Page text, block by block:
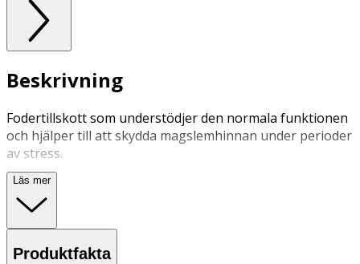
Beskrivning
Fodertillskott som understödjer den normala funktionen
och hjälper till att skydda magslemhinnan under perioder
av stress.
Läs mer
Produktfakta